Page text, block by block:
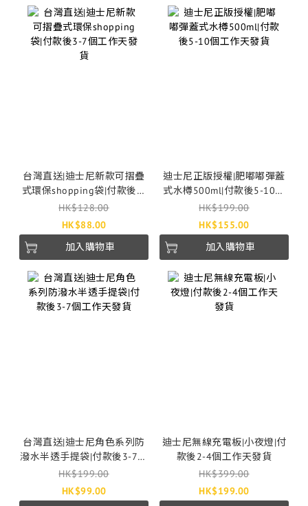
台灣直送|迪士尼新款可摺疊
式環保shopping袋|付款後3-
7個工作天發貨
HK$128.00
HK$88.00
加入購物車
迪士尼正版授權|肥嘟嘟彈蓋
式水樽500ml|付款後5-10個
工作天發貨
HK$199.00
HK$155.00
加入購物車
台灣直送|迪士尼角色系列防
潑水半透手提袋|付款後3-7個
工作天發貨
HK$199.00
HK$99.00
迪士尼無線充電板|小夜燈|付
款後2-4個工作天發貨
HK$399.00
HK$199.00